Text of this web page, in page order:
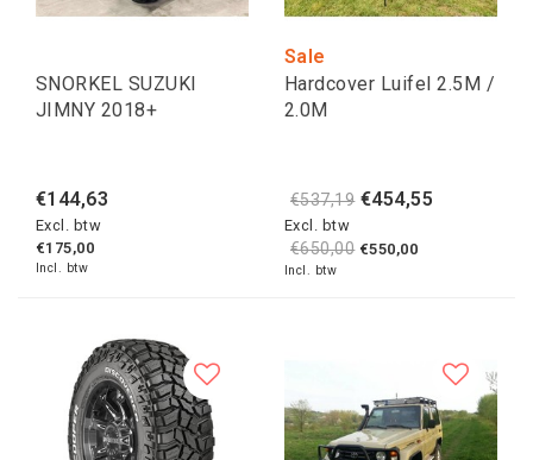
SNORKEL SUZUKI
JIMNY 2018+
€144,63
Excl. btw
€175,00
Incl. btw
Sale
Hardcover Luifel 2.5M /
2.0M
€537,19 €454,55
Excl. btw
€650,00 €550,00
Incl. btw